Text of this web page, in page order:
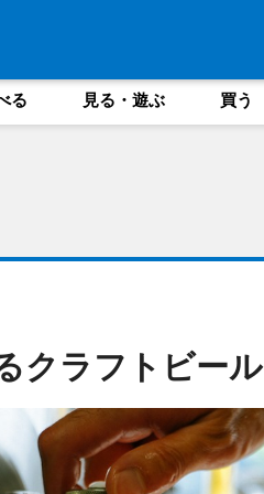
る 見る・遊ぶ 買う
クラフトビール